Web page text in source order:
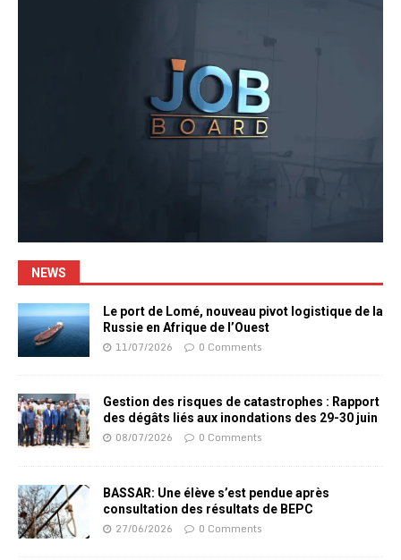
NEWS
Le port de Lomé, nouveau pivot logistique de la
Russie en Afrique de l’Ouest
11/07/2026 0 Comments
Gestion des risques de catastrophes : Rapport
des dégâts liés aux inondations des 29-30 juin
08/07/2026 0 Comments
BASSAR: Une élève s’est pendue après
consultation des résultats de BEPC
27/06/2026 0 Comments